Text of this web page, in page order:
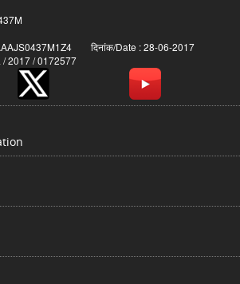
दिनांक/Date : 28-06-2017
/ 2017 / 0172577